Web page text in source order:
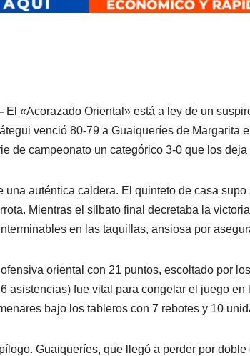
El «Acorazado Oriental» está a ley de un
venció 80-79 a Guaiqueríes de Margarita
de campeonato un categórico 3-0 que los
una auténtica caldera. El quinteto de casa
Mientras el silbato final decretaba la
en las taquillas, ansiosa por
oriental con 21 puntos, escoltado por
asistencias) fue vital para congelar el juego
bajo los tableros con 7 rebotes y 10
Guaiqueríes, que llegó a perder por